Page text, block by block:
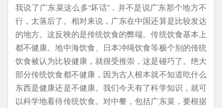
我说了广东菜这么多“坏话”，并不是说广东那个地方不
行，太落后了。相对来说，广东在中国还算是比较发达
的地方。这反映的是传统饮食的弊端。传统饮食基本上
都不健康。地中海饮食、日本冲绳饮食等极个别的传统
饮食被认为比较健康，就很受推崇，这是碰巧了。绝大
部分传统饮食都不健康，因为古人根本就不知道吃什么
东西是健康还是不健康。我们今天有了科学知识，就可
以科学地看待传统饮食。对中餐，包括广东菜，要根据